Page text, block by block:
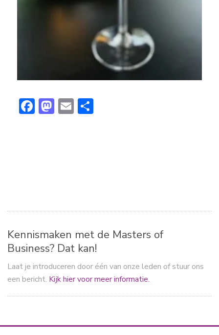
F M E
Kennismaken met de Masters of
Business? Dat kan!
Laat je introduceren door één van onze leden of stuur ons
een bericht. Kijk hier voor meer informatie.